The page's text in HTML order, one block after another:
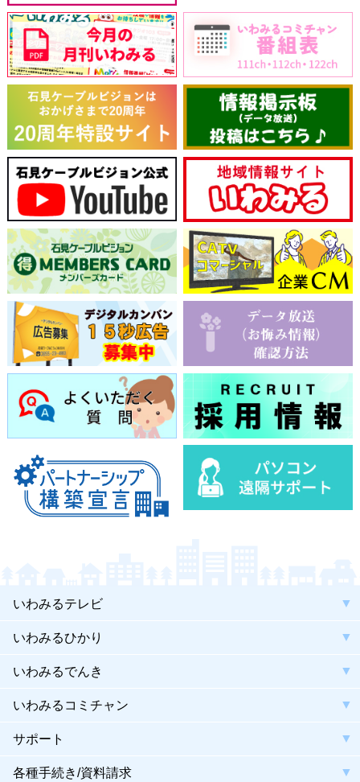
いわみるテレビ
いわみるひかり
いわみるでんき
いわみるコミチャン
サポート
各種手続き/資料請求